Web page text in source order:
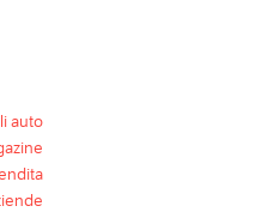
auto